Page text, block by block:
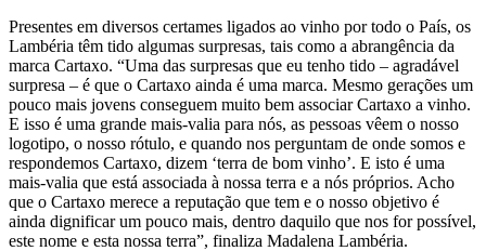
Presentes em diversos certames ligados ao vinho por todo o País, os
Lambéria têm tido algumas surpresas, tais como a abrangência da
marca Cartaxo. “Uma das surpresas que eu tenho tido – agradável
surpresa – é que o Cartaxo ainda é uma marca. Mesmo gerações um
pouco mais jovens conseguem muito bem associar Cartaxo a vinho.
E isso é uma grande mais-valia para nós, as pessoas vêem o nosso
logotipo, o nosso rótulo, e quando nos perguntam de onde somos e
respondemos Cartaxo, dizem ‘terra de bom vinho’. E isto é uma
mais-valia que está associada à nossa terra e a nós próprios. Acho
que o Cartaxo merece a reputação que tem e o nosso objetivo é
ainda dignificar um pouco mais, dentro daquilo que nos for possível,
este nome e esta nossa terra”, finaliza Madalena Lambéria.